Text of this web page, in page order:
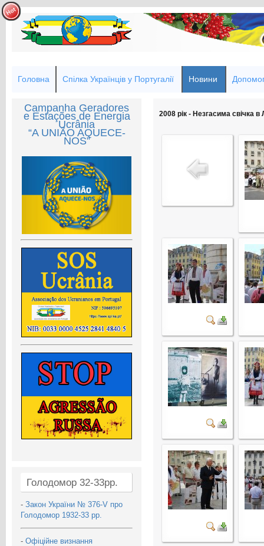
Головна Спілка Українців у Португалії Новини
Campanha Geradores
e Estações de Energia
Ucrânia
“A UNIÃO AQUECE-
NOS”
Голодомор 32-33рр.
- Закон України № 376-V про
Голодомор 1932-33 рр.
- Офіційне визнання
2008 рік - Незгасима свічка в